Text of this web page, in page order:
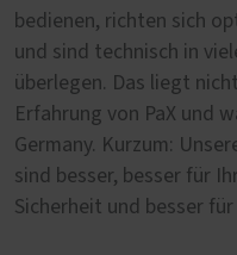
bedienen, richten sich
und sind technisch in
überlegen. Das liegt
Erfahrung von PaX und
Germany. Kurzum:
sind besser, besser für
Sicherheit und besser